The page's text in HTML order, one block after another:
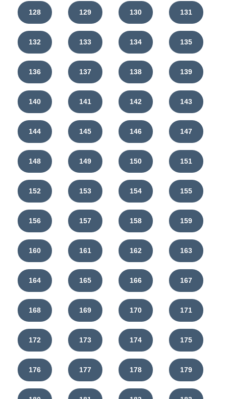
128 129 130 131
132 133 134 135
136 137 138 139
140 141 142 143
144 145 146 147
148 149 150 151
152 153 154 155
156 157 158 159
160 161 162 163
164 165 166 167
168 169 170 171
172 173 174 175
176 177 178 179